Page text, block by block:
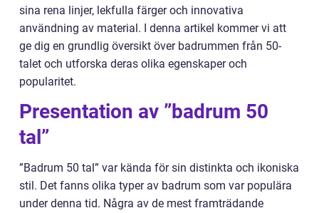
sina rena linjer, lekfulla färger och innovativa
användning av material. I denna artikel kommer vi att
ge dig en grundlig översikt över badrummen från 50-
talet och utforska deras olika egenskaper och
popularitet.
Presentation av ”badrum 50
tal”
”Badrum 50 tal” var kända för sin distinkta och ikoniska
stil. Det fanns olika typer av badrum som var populära
under denna tid. Några av de mest framträdande